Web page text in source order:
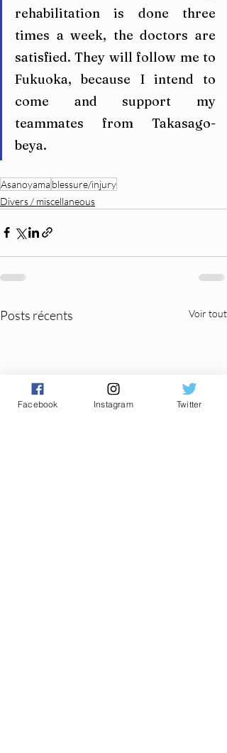
rehabilitation is done three
times a week, the doctors are
satisfied. They will follow me to
Fukuoka, because I intend to
come and support my
teammates from Takasago-
beya.
Asanoyama blessure/injury
Divers / miscellaneous
Posts récents Voir tout
Facebook Instagram Twitter